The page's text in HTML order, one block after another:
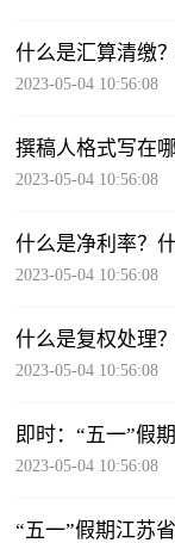
什么是汇算清缴
2023-05-04 10:56:08
撰稿人格式写在
2023-05-04 10:56:08
什么是净利率？
2023-05-04 10:56:08
什么是复权处理
2023-05-04 10:56:08
即时：“五一”假
2023-05-04 10:56:08
“五一”假期江苏